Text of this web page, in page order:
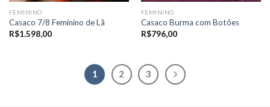
FEMININO
Casaco 7/8 Feminino de Lã
R$1.598,00
FEMININO
Casaco Burma com Botões
R$796,00
1 2 3